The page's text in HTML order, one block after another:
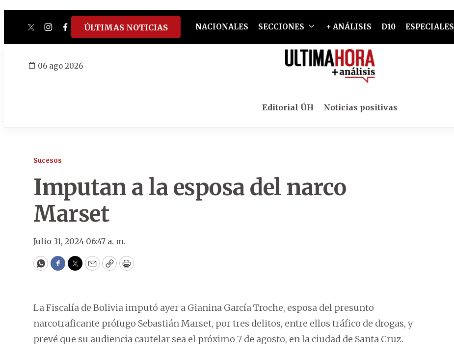
twitterinstagram
facebook
tiktokyoutube
spotify
ÚLTIMAS NOTICIAS NACIONALES SECCIONES + ANÁLISIS D10 ESPECIALES
06 ago 2026
Editorial ÚH Noticias positivas
Sucesos
Imputan a la esposa del narco
Marset
Julio 31, 2024 06:47 a. m.
WhatsApp
Facebook
Twitter
EmailCopyPrint
La Fiscalía de Bolivia imputó ayer a Gianina García Troche, esposa del presunto
narcotraficante prófugo Sebastián Marset, por tres delitos, entre ellos tráfico de drogas, y
prevé que su audiencia cautelar sea el próximo 7 de agosto, en la ciudad de Santa Cruz.